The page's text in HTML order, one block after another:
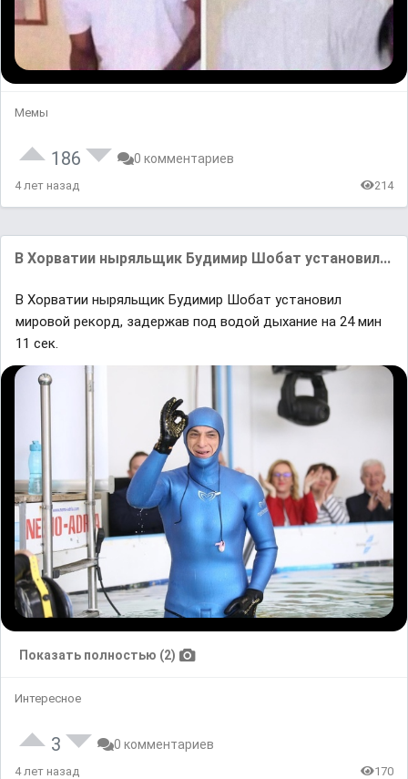
Мемы
186 0 комментариев
4 лет назад 214
В Хорватии ныряльщик Будимир Шобат установил...
В Хорватии ныряльщик Будимир Шобат установил
мировой рекорд, задержав под водой дыхание на 24 мин
11 сек.
Показать полностью (2)
Интересное
3 0 комментариев
4 лет назад 170